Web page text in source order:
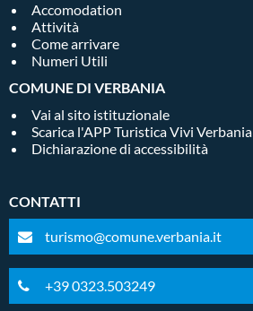
Accomodation
Attività
Come arrivare
Numeri Utili
COMUNE DI VERBANIA
Vai al sito istituzionale
Scarica l'APP Turistica Vivi Verbania
Dichiarazione di accessibilità
CONTATTI
turismo@comune.verbania.it
+39 0323.503249